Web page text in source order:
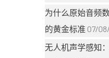
为什么原始音频
的黄金标准 07/
无人机声学感知